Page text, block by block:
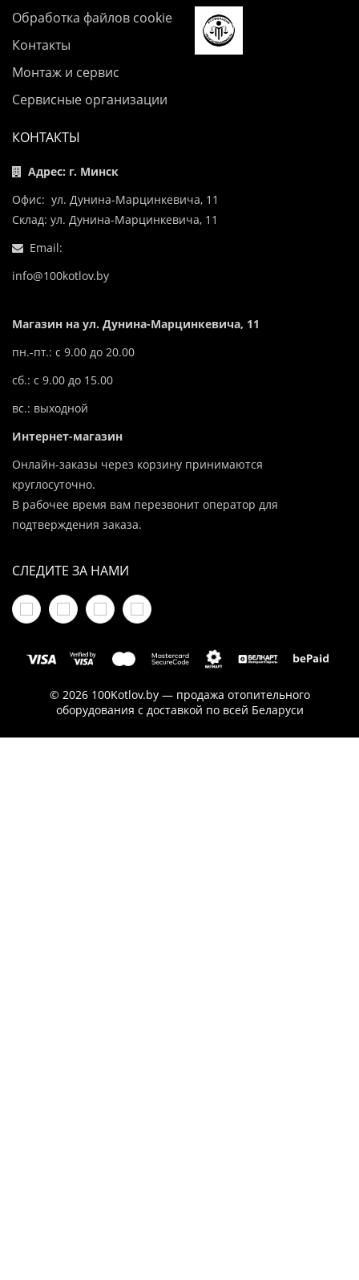
Обработка файлов cookie
Контакты
Монтаж и сервис
Сервисные организации
КОНТАКТЫ
Адрес: г. Минск
Офис: ул. Дунина-Марцинкевича, 11
Склад: ул. Дунина-Марцинкевича, 11
Email:
info@100kotlov.by
Магазин на ул. Дунина-Марцинкевича, 11
пн.-пт.: с 9.00 до 20.00
сб.: с 9.00 до 15.00
вс.: выходной
Интернет-магазин
Онлайн-заказы через корзину принимаются
круглосуточно.
В рабочее время вам перезвонит оператор для
подтверждения заказа.
СЛЕДИТЕ ЗА НАМИ
© 2026 100Kotlov.by — продажа отопительного
оборудования с доставкой по всей Беларуси